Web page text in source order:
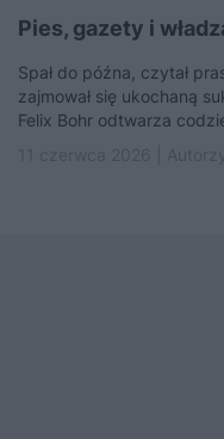
Pies, gazety i
Spał do późna, czytał
zajmował się ukochaną
Felix Bohr odtwarza